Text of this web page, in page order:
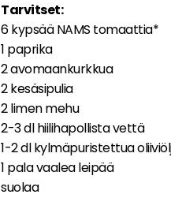
Tarvitset:
6 kypsää NAMS tomaattia*
1 paprika
2 avomaankurkkua
2 kesäsipulia
2 limen mehu
2-3 dl hiilihapollista vettä
1-2 dl kylmäpuristettua
1 pala vaalea leipää
suolaa